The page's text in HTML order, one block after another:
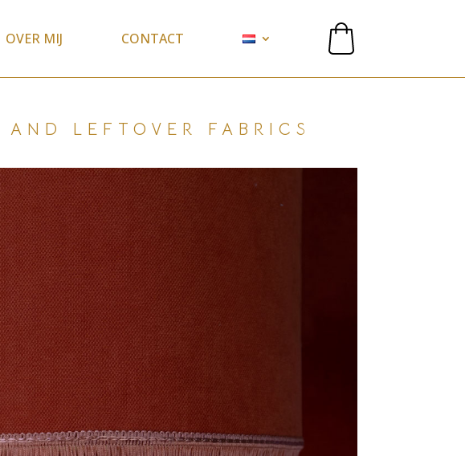
OVER MIJ CONTACT
LEFTOVER FABRICS